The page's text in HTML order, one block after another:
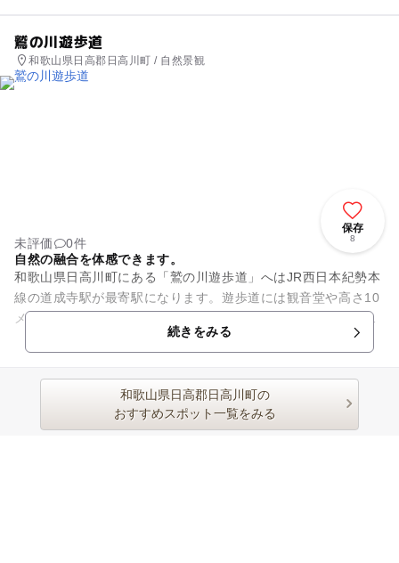
鷲の川遊歩道
和歌山県日高郡日高川町 / 自然景観
保存
8
未評価
0件
自然の融合を体感できます。
和歌山県日高川町にある「鷲の川遊歩道」へはJR西日本紀勢本
線の道成寺駅が最寄駅になります。遊歩道には観音堂や高さ10
メートルの滝や休憩所も設けられています。滝の水は紀の国の
続きをみる
和歌山県日高郡日高川町の
おすすめスポット一覧をみる